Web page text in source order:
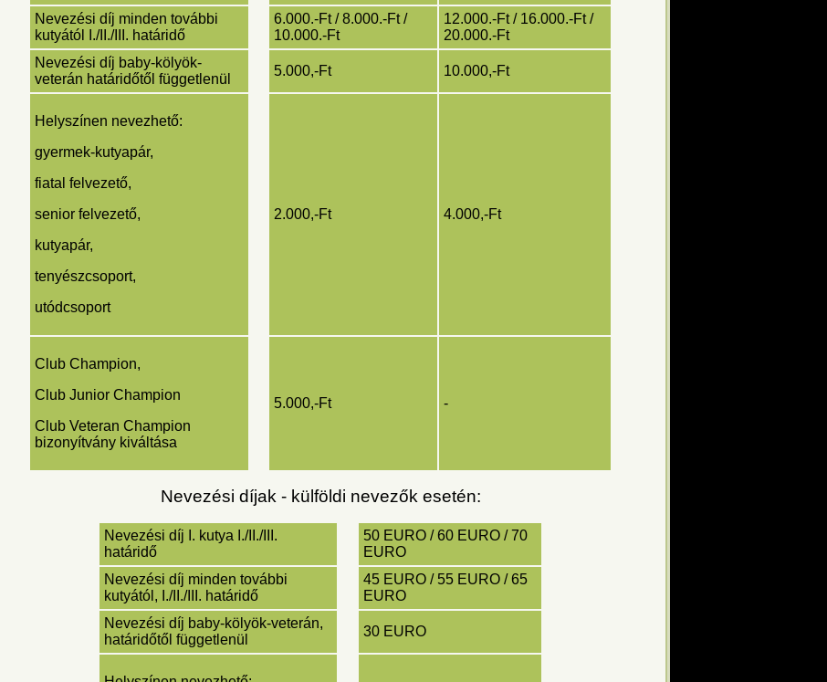
Nevezési díj minden további
kutyától I./II./III. határidő
6.000.-Ft / 8.000.-Ft /
10.000.-Ft
12.000.-Ft / 16.000.-Ft /
20.000.-Ft
Nevezési díj baby-kölyök-
veterán határidőtől függetlenül
5.000,-Ft 10.000,-Ft
Helyszínen nevezhető:
gyermek-kutyapár,
fiatal felvezető,
senior felvezető,
kutyapár,
tenyészcsoport,
utódcsoport
2.000,-Ft 4.000,-Ft
Club Champion,
Club Junior Champion
Club Veteran Champion
bizonyítvány kiváltása
5.000,-Ft -
Nevezési díjak - külföldi nevezők esetén:
Nevezési díj I. kutya I./II./III.
határidő
50 EURO / 60 EURO / 70
EURO
Nevezési díj minden további
kutyától, I./II./III. határidő
45 EURO / 55 EURO / 65
EURO
Nevezési díj baby-kölyök-veterán,
határidőtől függetlenül
30 EURO